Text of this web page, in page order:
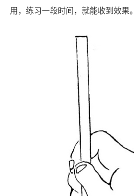
用，练习一段时间，就能收到效果。